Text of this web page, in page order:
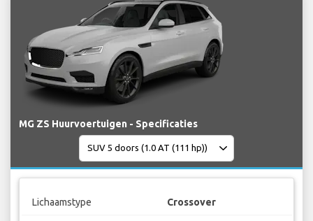
MG ZS Huurvoertuigen - Specificaties
Lichaamstype Crossover